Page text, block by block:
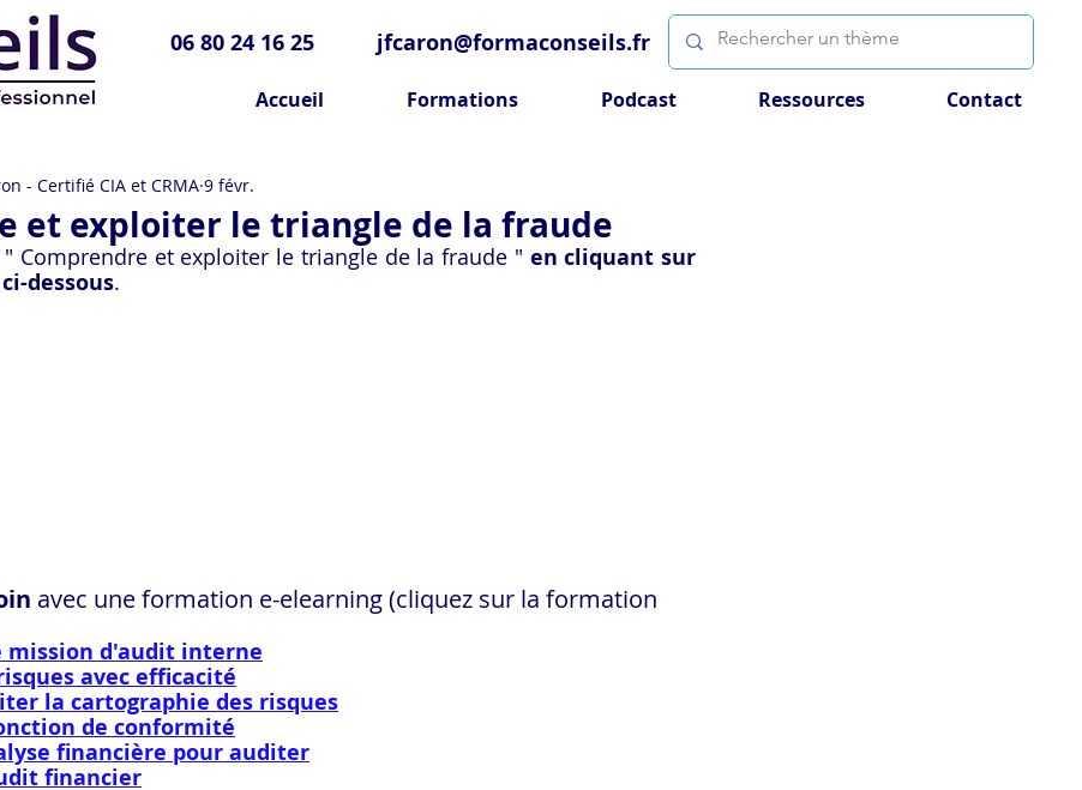
06 80 24 16 25 jfcaron@formaconseils.fr
Accueil Formations Podcast Ressources Contact
et exploiter le triangle de la fraude
- Certifié CIA et CRMA 9 févr.
" Comprendre et exploiter le triangle de la fraude " en cliquant sur
dessous.
avec une formation e-elearning (cliquez sur la formation
mission d'audit interne
avec efficacité
la cartographie des risques
de conformité
financière pour auditer
financier